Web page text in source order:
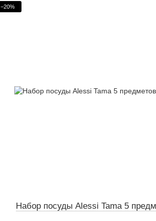
−20%
Набор посуды Alessi Tama 5